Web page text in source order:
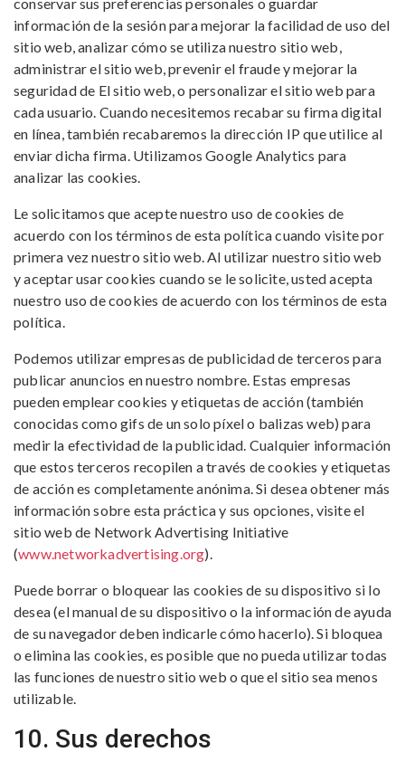
información de la sesión para mejorar la facilidad de uso del
sitio web, analizar cómo se utiliza nuestro sitio web,
administrar el sitio web, prevenir el fraude y mejorar la
seguridad de El sitio web, o personalizar el sitio web para
cada usuario. Cuando necesitemos recabar su firma digital
en línea, también recabaremos la dirección IP que utilice al
enviar dicha firma. Utilizamos Google Analytics para
analizar las cookies.
Le solicitamos que acepte nuestro uso de cookies de
acuerdo con los términos de esta política cuando visite por
primera vez nuestro sitio web. Al utilizar nuestro sitio web
y aceptar usar cookies cuando se le solicite, usted acepta
nuestro uso de cookies de acuerdo con los términos de esta
política.
Podemos utilizar empresas de publicidad de terceros para
publicar anuncios en nuestro nombre. Estas empresas
pueden emplear cookies y etiquetas de acción (también
conocidas como gifs de un solo píxel o balizas web) para
medir la efectividad de la publicidad. Cualquier información
que estos terceros recopilen a través de cookies y etiquetas
de acción es completamente anónima. Si desea obtener más
información sobre esta práctica y sus opciones, visite el
sitio web de Network Advertising Initiative
(www.networkadvertising.org).
Puede borrar o bloquear las cookies de su dispositivo si lo
desea (el manual de su dispositivo o la información de ayuda
de su navegador deben indicarle cómo hacerlo). Si bloquea
o elimina las cookies, es posible que no pueda utilizar todas
las funciones de nuestro sitio web o que el sitio sea menos
utilizable.
10. Sus derechos